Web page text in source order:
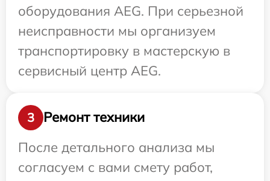
оборудования AEG. При серьезной
неисправности мы организуем
транспортировку в мастерскую в
сервисный центр AEG.
3
Ремонт техники
После детального анализа мы
согласуем с вами смету работ,